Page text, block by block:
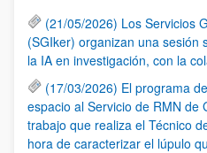
(21/05/2026) Los Servicios
(SGIker) organizan una sesión
la IA en investigación, con la
(17/03/2026) El programa
espacio al Servicio de RMN de
trabajo que realiza el Técnico
hora de caracterizar el lúpulo